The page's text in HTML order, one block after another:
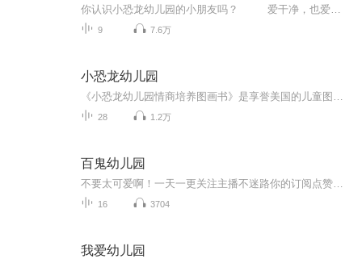
9 7.6万
小恐龙幼儿园
28 1.2万
百鬼幼儿园
16 3704
我爱幼儿园